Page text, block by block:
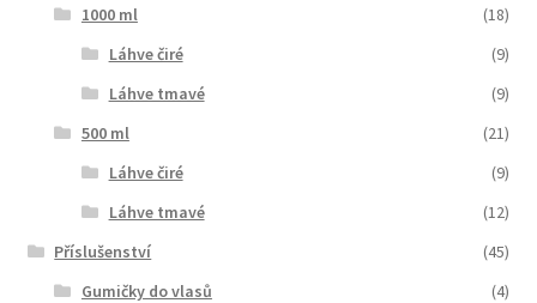
1000 ml
(18)
Láhve čiré
(9)
Láhve tmavé
(9)
500 ml
(21)
Láhve čiré
(9)
Láhve tmavé
(12)
Příslušenství
(45)
Gumičky do vlasů
(4)